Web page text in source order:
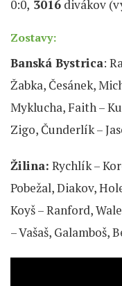
0:0, 3016 divákov
Zostavy:
Banská Bystrica:
Žabka, Česánek,
Myklucha, Faith –
Zigo, Čunderlík –
Žilina: Rychlík –
Pobežal, Diakov,
Koyš – Ranford,
– Vašaš, Galamboš,